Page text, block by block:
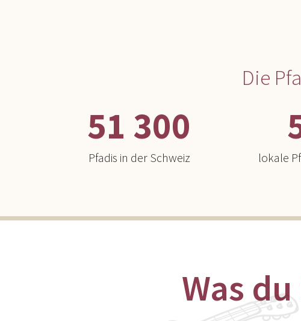
Die
51 300
Pfadis in der Schweiz lokale
Was